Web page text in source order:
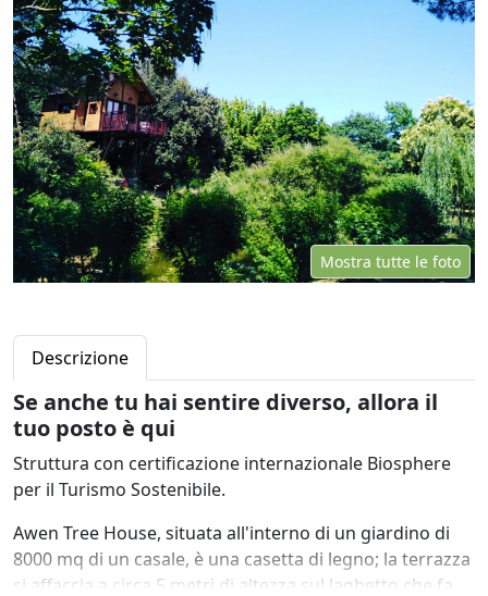
Mostra tutte le foto
Descrizione
Se anche tu hai sentire diverso, allora il
tuo posto è qui
Struttura con certificazione internazionale Biosphere
per il Turismo Sostenibile.
Awen Tree House, situata all'interno di un giardino di
8000 mq di un casale, è una casetta di legno; la terrazza
si affaccia a circa 5 metri di altezza sul laghetto che fa